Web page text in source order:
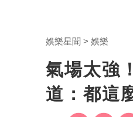
娛樂星聞 娛樂
氣場太強
道：都這